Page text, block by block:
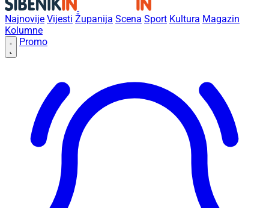
Najnovije Vijesti Županija Scena Sport Kultura Magazin
Kolumne
Promo